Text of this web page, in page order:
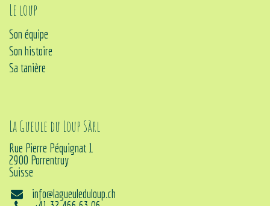
Le loup
Son équipe
Son histoire
Sa tanière
La Gueule du Loup Sàrl
Rue Pierre Péquignat 1
2900 Porrentruy
Suisse
info@lagueuleduloup.ch